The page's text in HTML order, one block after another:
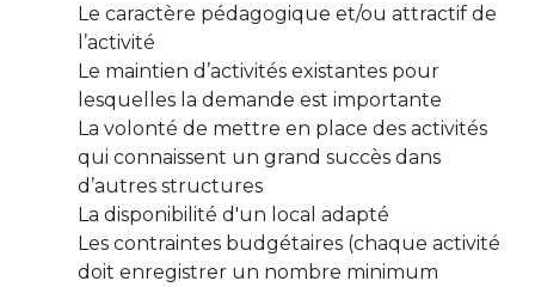
Casiers
+32 (0)2 373 87 68
casiers@apeee-bxl1-services.be
BE52 3101 4777 1809
Coordination & Direction
Le caractère pédagogique et/ou attractif de
l’activité
Le maintien d’activités existantes pour
lesquelles la demande est importante
La volonté de mettre en place des activités
qui connaissent un grand succès dans
d’autres structures
La disponibilité d'un local adapté
Les contraintes budgétaires (chaque activité
doit enregistrer un nombre minimum